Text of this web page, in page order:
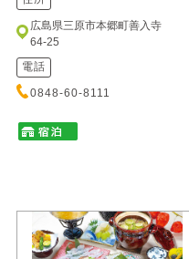
広島県三原市本郷町善入寺
64-25
電話
0848-60-8111